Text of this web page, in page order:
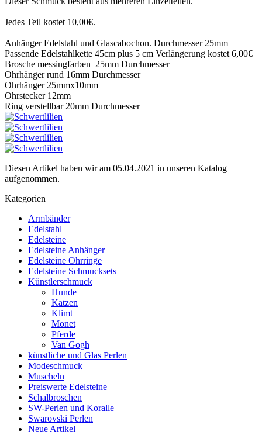
Jedes Teil kostet 10,00€.
Anhänger Edelstahl und Glascabochon. Durchmesser 25mm
Passende Edelstahlkette 45cm plus 5 cm Verlängerung kostet 6,00€
Brosche messingfarben 25mm Durchmesser
Ohrhänger rund 16mm Durchmesser
Ohrhänger 25mmx10mm
Ohrstecker 12mm
Ring verstellbar 20mm Durchmesser
Diesen Artikel haben wir am 05.04.2021 in unseren Katalog
aufgenommen.
Kategorien
Armbänder
Edelstahl
Edelsteine
Edelsteine Anhänger
Edelsteine Ohrringe
Edelsteine Schmucksets
Künstlerschmuck
Hunde
Katzen
Klimt
Monet
Pferde
Van Gogh
künstliche und Glas Perlen
Modeschmuck
Muscheln
Preiswerte Edelsteine
Schalbroschen
SW-Perlen und Koralle
Swarovski Perlen
Neue Artikel